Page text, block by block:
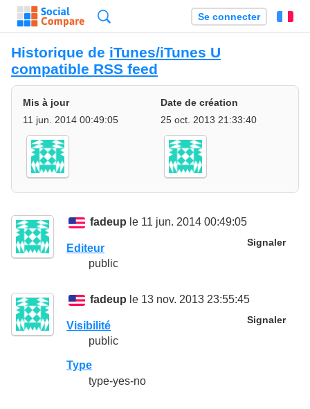
Se connecter
Historique de iTunes/iTunes U
compatible RSS feed
Mis à jour
11 jun. 2014 00:49:05
Date de création
25 oct. 2013 21:33:40
fadeup le 11 jun. 2014 00:49:05
Signaler
Editeur
public
fadeup le 13 nov. 2013 23:55:45
Signaler
Visibilité
public
Type
type-yes-no